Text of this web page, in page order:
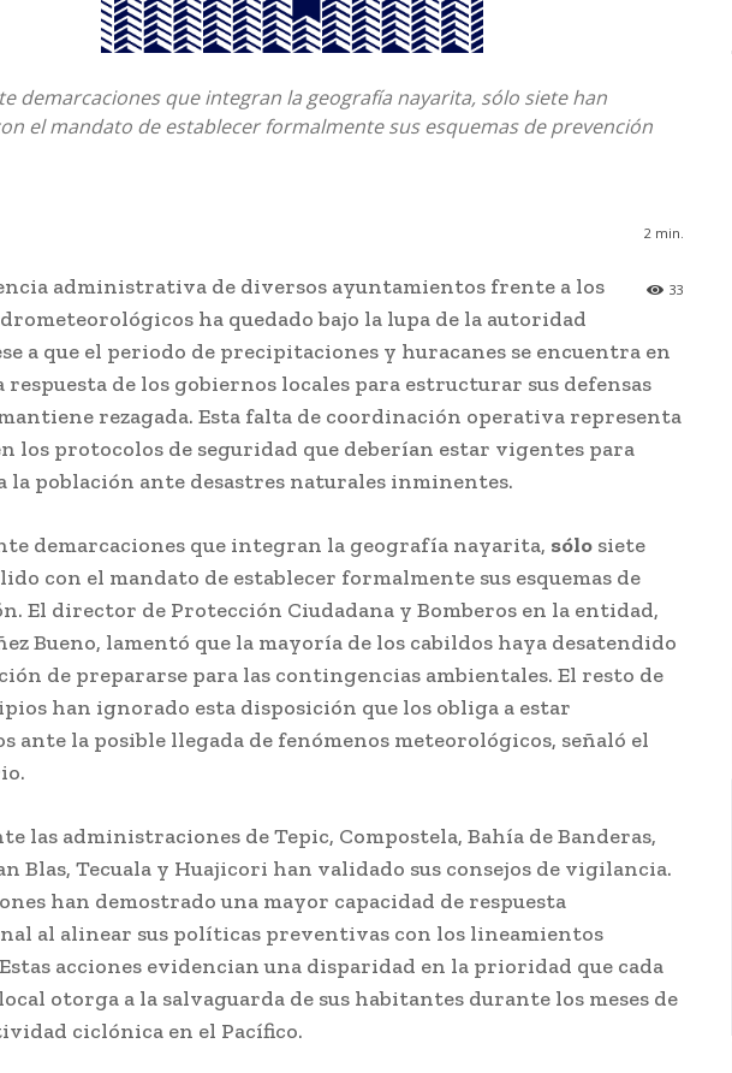
demarcaciones que integran la geografía nayarita, sólo siete han
el mandato de establecer formalmente sus esquemas de prevención
2 min.
33
administrativa de diversos ayuntamientos frente a los
ha quedado bajo la lupa de la autoridad
a que el periodo de precipitaciones y huracanes se encuentra en
respuesta de los gobiernos locales para estructurar sus defensas
rezagada. Esta falta de coordinación operativa representa
los protocolos de seguridad que deberían estar vigentes para
la población ante desastres naturales inminentes.
demarcaciones que integran la geografía nayarita, sólo siete
con el mandato de establecer formalmente sus esquemas de
El director de Protección Ciudadana y Bomberos en la entidad,
Bueno, lamentó que la mayoría de los cabildos haya desatendido
de prepararse para las contingencias ambientales. El resto de
han ignorado esta disposición que los obliga a estar
ante la posible llegada de fenómenos meteorológicos, señaló el
las administraciones de Tepic, Compostela, Bahía de Banderas,
Blas, Tecuala y Huajicori han validado sus consejos de vigilancia.
han demostrado una mayor capacidad de respuesta
al alinear sus políticas preventivas con los lineamientos
acciones evidencian una disparidad en la prioridad que cada
otorga a la salvaguarda de sus habitantes durante los meses de
ciclónica en el Pacífico.